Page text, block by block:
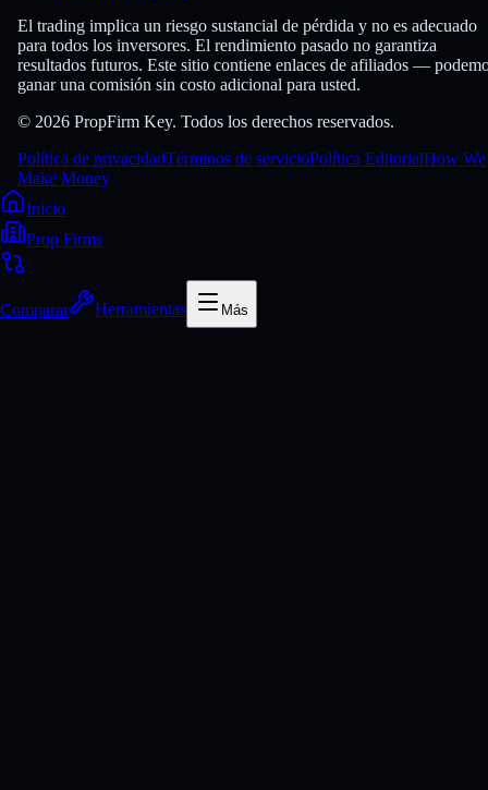
El trading implica un riesgo sustancial de pérdida y no es adecuado
para todos los inversores. El rendimiento pasado no garantiza
resultados futuros. Este sitio contiene enlaces de afiliados —
ganar una comisión sin costo adicional para usted.
© 2026 PropFirm Key. Todos los derechos reservados.
Política de privacidadTérminos de servicioPolítica EditorialHow We
Make Money
Inicio
Prop Firms
Comparar Herramientas Más